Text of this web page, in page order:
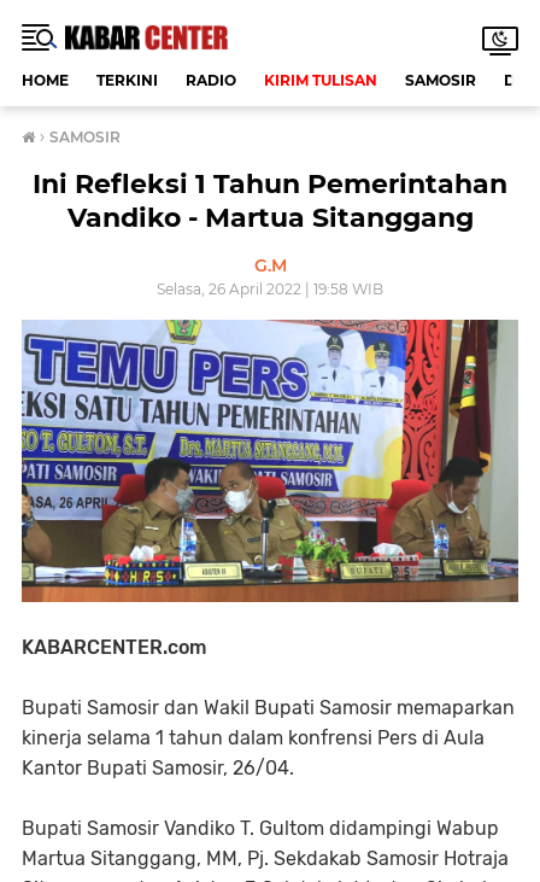
HOME TERKINI RADIO KIRIM TULISAN SAMOSIR
› SAMOSIR
Ini Refleksi 1 Tahun Pemerintahan
Vandiko - Martua Sitanggang
G.M
Selasa, 26 April 2022 | 19:58 WIB
KABARCENTER.com
Bupati Samosir dan Wakil Bupati Samosir memaparkan
kinerja selama 1 tahun dalam konfrensi Pers di Aula
Kantor Bupati Samosir, 26/04.
Bupati Samosir Vandiko T. Gultom didampingi Wabup
Martua Sitanggang, MM, Pj. Sekdakab Samosir Hotraja